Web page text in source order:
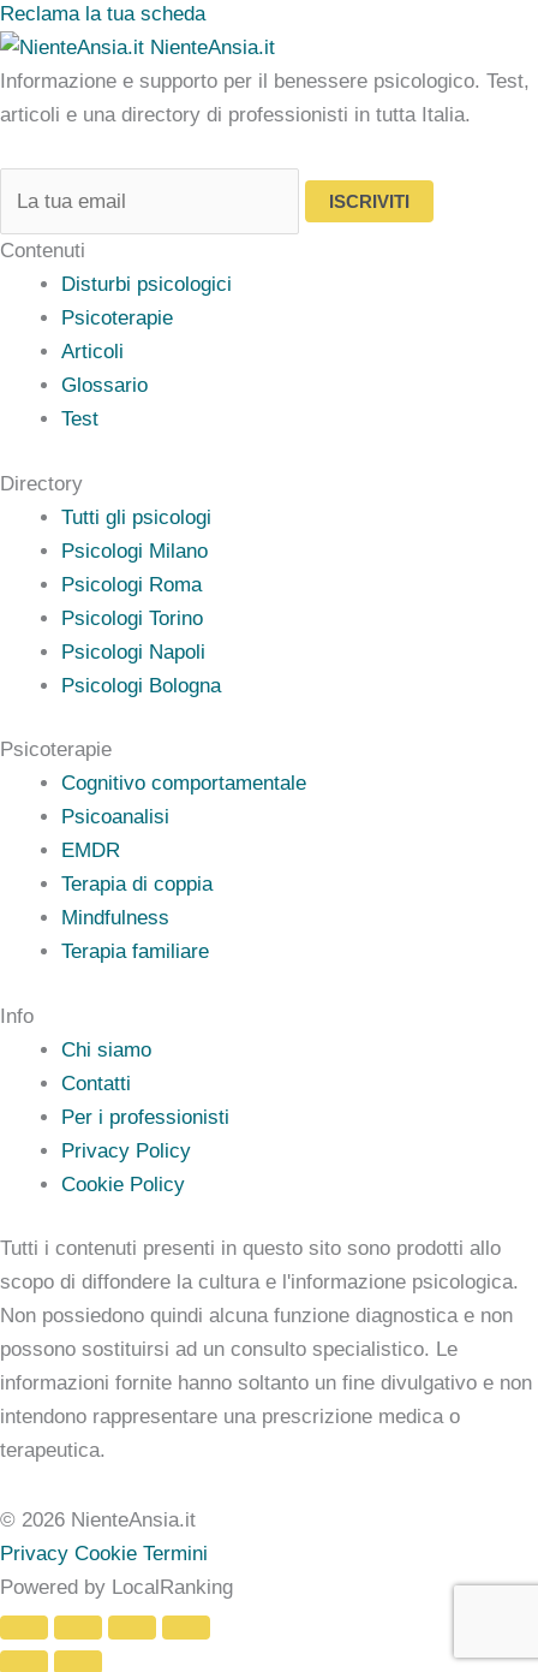
Reclama la tua scheda
NienteAnsia.it
Informazione e supporto per il benessere psicologico. Test,
articoli e una directory di professionisti in tutta Italia.
ISCRIVITI
Contenuti
Disturbi psicologici
Psicoterapie
Articoli
Glossario
Test
Directory
Tutti gli psicologi
Psicologi Milano
Psicologi Roma
Psicologi Torino
Psicologi Napoli
Psicologi Bologna
Psicoterapie
Cognitivo comportamentale
Psicoanalisi
EMDR
Terapia di coppia
Mindfulness
Terapia familiare
Info
Chi siamo
Contatti
Per i professionisti
Privacy Policy
Cookie Policy
Tutti i contenuti presenti in questo sito sono prodotti allo
scopo di diffondere la cultura e l'informazione psicologica.
Non possiedono quindi alcuna funzione diagnostica e non
possono sostituirsi ad un consulto specialistico. Le
informazioni fornite hanno soltanto un fine divulgativo e non
intendono rappresentare una prescrizione medica o
terapeutica.
© 2026 NienteAnsia.it
Privacy Cookie Termini
Powered by LocalRanking